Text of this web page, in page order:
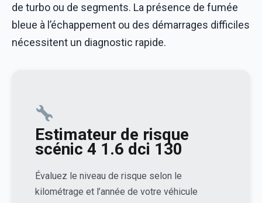
de turbo ou de segments. La présence de fumée
bleue à l’échappement ou des démarrages difficiles
nécessitent un diagnostic rapide.
Estimateur de risque
scénic 4 1.6 dci 130
Évaluez le niveau de risque selon le
kilométrage et l’année de votre véhicule